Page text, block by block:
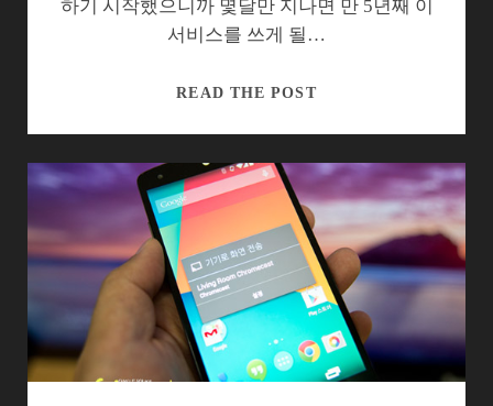
하기 시작했으니까 몇달만 지나면 만 5년째 이
서비스를 쓰게 될…
READ THE POST티
애
매
함
을
어
찌
할
꼬?